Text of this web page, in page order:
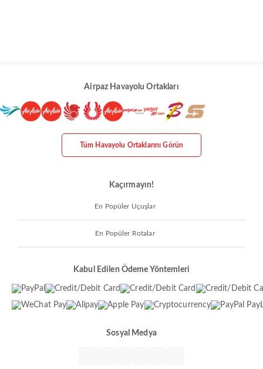
Airpaz Havayolu Ortakları
Tüm Havayolu Ortaklarını Görün
Kaçırmayın!
En Popüler Uçuşlar
En Popüler Rotalar
Kabul Edilen Ödeme Yöntemleri
Sosyal Medya